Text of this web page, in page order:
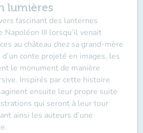
lumières
fascinant des lanternes
Napoléon III lorsqu’il venait
au château chez sa grand-mère
conte projeté en images, les
le monument de manière
Inspirés par cette histoire
ensuite leur propre suite
qui seront à leur tour
ainsi les auteurs d’une